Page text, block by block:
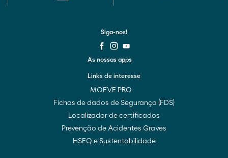
Links de interesse
MOEVE PRO
Fichas de dados de Segurança (FDS)
Localizador de certificados
Prevenção de Acidentes Graves
HSEQ e Sustentabilidade
As nossas apps
Siga-nos!